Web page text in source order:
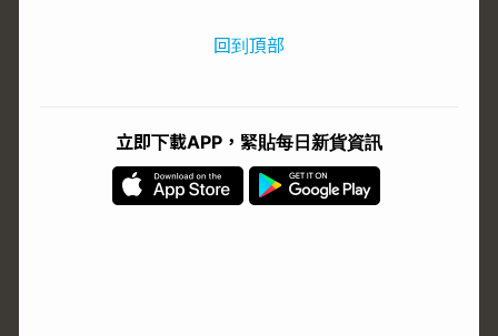
回到頂部
立即下載APP，緊貼每日新貨資訊